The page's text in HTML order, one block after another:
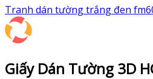
Tranh dán tường trắng đen
Giấy Dán Tường 3D